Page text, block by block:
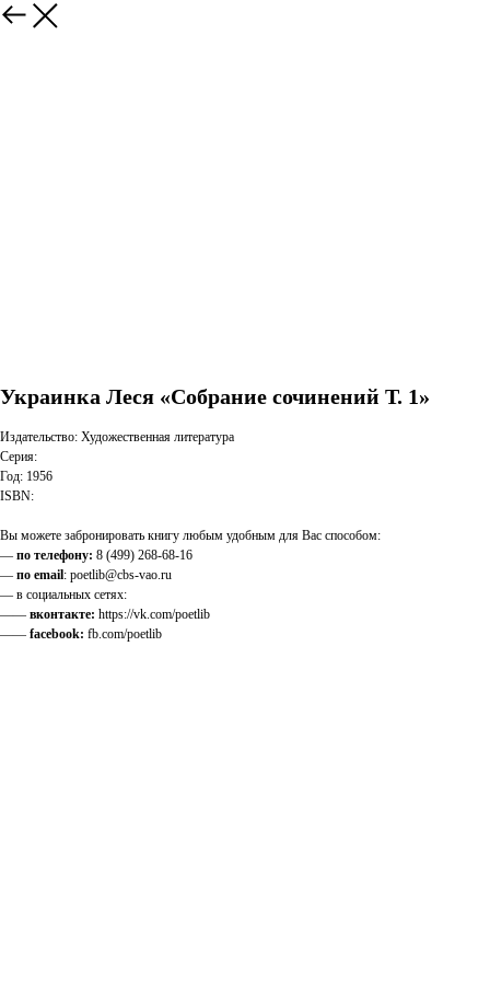
Украинка Леся «Собрание сочинений Т. 1»
Издательство: Художественная литература
Серия:
Год: 1956
ISBN:
Вы можете забронировать книгу любым удобным для Вас способом:
— по телефону: 8 (499) 268-68-16
— по email: poetlib@cbs-vao.ru
— в социальных сетях:
—— вконтакте: https://vk.com/poetlib
—— facebook: fb.com/poetlib